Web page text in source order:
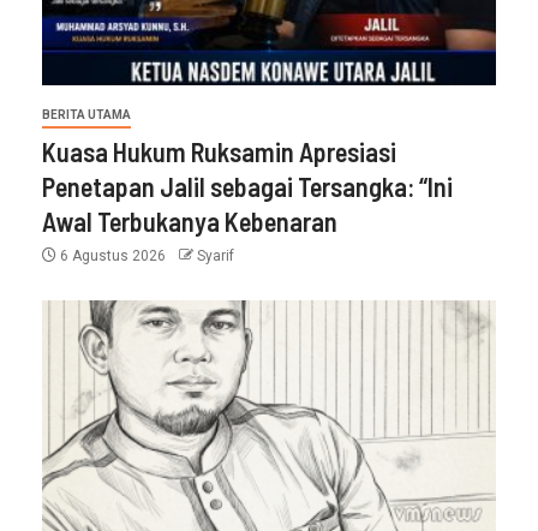
BERITA UTAMA
Kuasa Hukum Ruksamin Apresiasi
Penetapan Jalil sebagai Tersangka: “Ini
Awal Terbukanya Kebenaran
6 Agustus 2026 Syarif